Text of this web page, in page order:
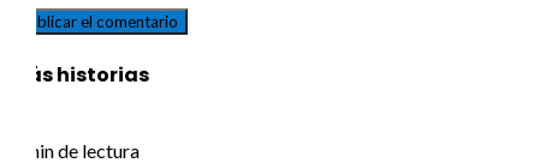
Más historias
1 min de lectura